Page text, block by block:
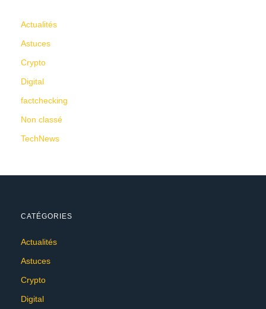
Actualités
Astuces
Crypto
Digital
factchecking
Non classé
TechNews
CATÉGORIES
Actualités
Astuces
Crypto
Digital